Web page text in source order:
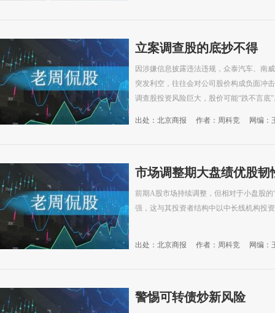
立案调查股的底抄不得
因涉嫌信息披露违法违规，众泰汽车、南
突发利空，往往会对公司股价构成负面冲
调查股投资风险巨大，股价可能“跌不言底”
出处：北京商报 作者：周科竞 网编：
市场调整期大盘绩优股韧
前期A股市场持续调整，但相对于小盘股
强，这与其投资者结构中以中长线机构投
出处：北京商报 作者：周科竞 网编：
警惕可转债炒新风险